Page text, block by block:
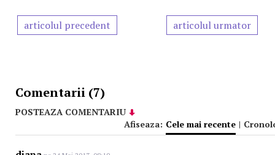
articolul precedent articolul urmator
Comentarii (7)
POSTEAZA COMENTARIU
Afiseaza: Cele mai recente |